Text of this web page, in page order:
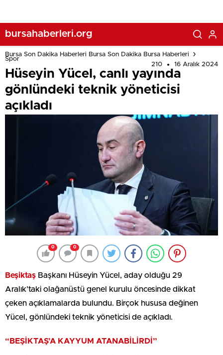
bursahaberleri.org
Bursa Son Dakika Haberleri Bursa Son Dakika Bursa Haberleri
Spor
210
16 Aralık 2024
Hüseyin Yücel, canlı yayında
gönlündeki teknik yöneticisi
açıkladı
0 0
Beşiktaş Başkanı Hüseyin Yücel, aday olduğu 29
Aralık’taki olağanüstü genel kurulu öncesinde dikkat
çeken açıklamalarda bulundu. Birçok hususa değinen
Yücel, gönlündeki teknik yöneticisi de açıkladı.
“BEŞİKTAŞ’A KAYYUM ATANABİLİRDİ”